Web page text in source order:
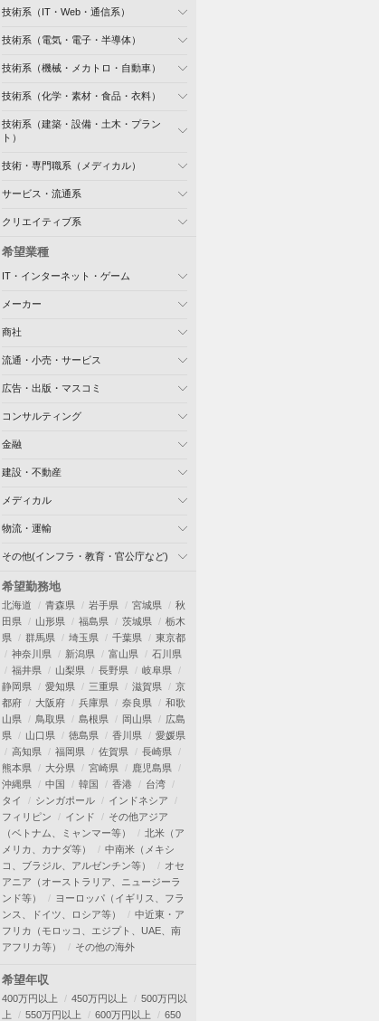
技術系（IT・Web・通信系）
技術系（電気・電子・半導体）
技術系（機械・メカトロ・自動車）
技術系（化学・素材・食品・衣料）
技術系（建築・設備・土木・プラン
ト）
技術・専門職系（メディカル）
サービス・流通系
クリエイティブ系
希望業種
IT・インターネット・ゲーム
メーカー
商社
流通・小売・サービス
広告・出版・マスコミ
コンサルティング
金融
建設・不動産
メディカル
物流・運輸
その他(インフラ・教育・官公庁など)
希望勤務地
北海道 青森県 岩手県 宮城県
秋
田県
山形県 福島県 茨城県
栃木
県
群馬県 埼玉県 千葉県
東京都
神奈川県
新潟県 富山県
石川県
福井県
山梨県 長野県
岐阜県
静岡県
愛知県 三重県 滋賀県
京
都府
大阪府 兵庫県 奈良県
和歌
山県
鳥取県 島根県 岡山県
広島
県
山口県 徳島県 香川県
愛媛県
高知県
福岡県 佐賀県
長崎県
熊本県
大分県 宮崎県
鹿児島県
沖縄県
中国 韓国 香港
台湾
タイ
シンガポール
インドネシア
フィリピン
インド
その他アジア
（ベトナム、ミャンマー等）
北米（ア
メリカ、カナダ等）
中南米（メキシ
コ、ブラジル、アルゼンチン等）
オセ
アニア（オーストラリア、ニュージーラ
ンド等）
ヨーロッパ（イギリス、フラ
ンス、ドイツ、ロシア等）
中近東・ア
フリカ（モロッコ、エジプト、UAE、南
アフリカ等）
その他の海外
希望年収
400万円以上 450万円以上
500万円以
上
550万円以上 600万円以上
650